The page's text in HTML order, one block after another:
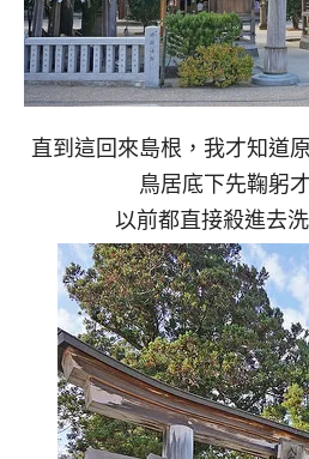
直到這回來島根，我才知道
鳥居底下先鞠躬
以前都直接殺進去